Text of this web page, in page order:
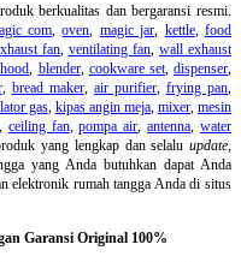
berkualitas dan bergaransi resmi.
com,oven, magic jar, kettle,food
fan, ventilating fan, wall exhaust
, blender, cookware set,dispenser,
, bread maker, air purifier, frying pan,
gas, kipas angin meja, mixer,mesin
ceiling fan,pompa air,antenna,water
yang lengkap dan selalu update,
yang Anda butuhkan dapat Anda
elektronik rumah tangga Anda di situs
Garansi Original 100%